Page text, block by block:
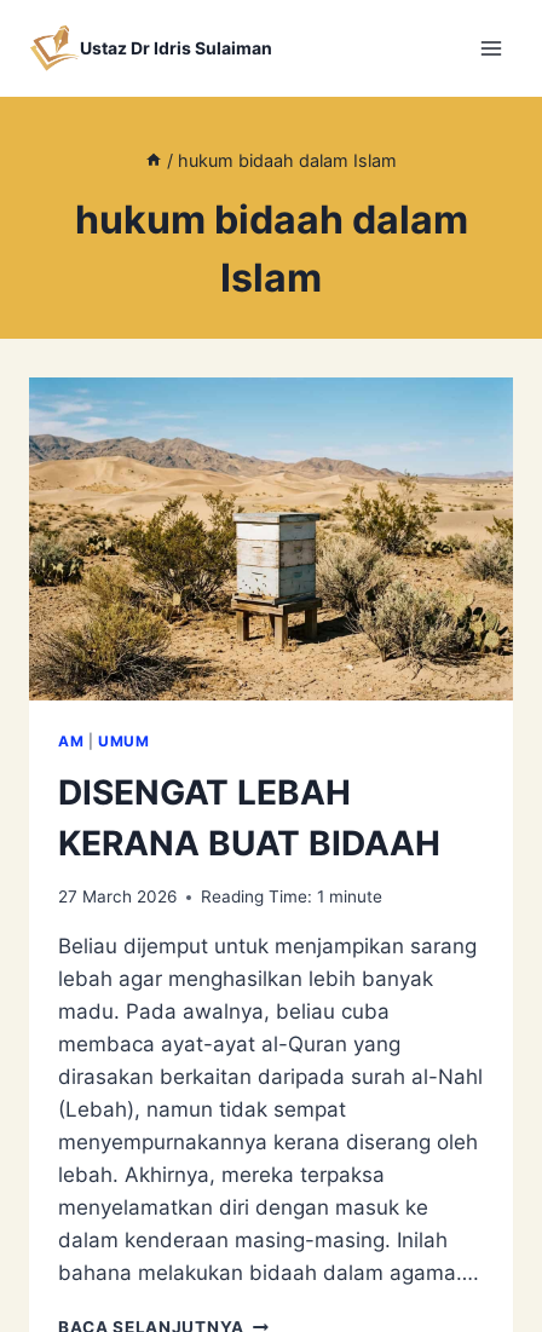
Ustaz Dr Idris Sulaiman
/ hukum bidaah dalam Islam
hukum bidaah dalam
Islam
AM UMUM
DISENGAT LEBAH
KERANA BUAT BIDAAH
27 March 2026 Reading Time: 1 minute
Beliau dijemput untuk menjampikan sarang
lebah agar menghasilkan lebih banyak
madu. Pada awalnya, beliau cuba
membaca ayat-ayat al-Quran yang
dirasakan berkaitan daripada surah al-Nahl
(Lebah), namun tidak sempat
menyempurnakannya kerana diserang oleh
lebah. Akhirnya, mereka terpaksa
menyelamatkan diri dengan masuk ke
dalam kenderaan masing-masing. Inilah
bahana melakukan bidaah dalam agama….
BACA SELANJUTNYA DISENGAT